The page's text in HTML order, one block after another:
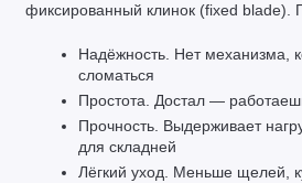
фиксированный клинок (fixed blade).
Надёжность. Нет механизма,
сломаться
Простота. Достал —
Прочность. Выдерживает
для складней
Лёгкий уход. Меньше щелей,